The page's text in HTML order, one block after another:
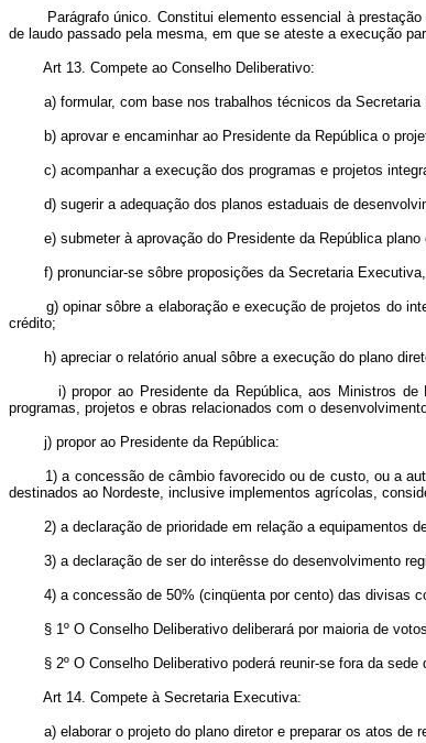
Parágrafo único. Constitui elemento essencial à prestação
de laudo passado pela mesma, em que se ateste a execução
Art 13. Compete ao Conselho Deliberativo:
a) formular, com base nos trabalhos técnicos da Secretaria
b) aprovar e encaminhar ao Presidente da República o
c) acompanhar a execução dos programas e projetos
d) sugerir a adequação dos planos estaduais de
e) submeter à aprovação do Presidente da República plano
f) pronunciar-se sôbre proposições da Secretaria Executiva,
g) opinar sôbre a elaboração e execução de projetos do
crédito;
h) apreciar o relatório anual sôbre a execução do plano
i) propor ao Presidente da República, aos Ministros de
programas, projetos e obras relacionados com o
j) propor ao Presidente da República:
1) a concessão de câmbio favorecido ou de custo, ou a
destinados ao Nordeste, inclusive implementos agrícolas,
2) a declaração de prioridade em relação a equipamentos
3) a declaração de ser do interêsse do desenvolvimento
4) a concessão de 50% (cinqüenta por cento) das divisas
§ 1º O Conselho Deliberativo deliberará por maioria de
§ 2º O Conselho Deliberativo poderá reunir-se fora da sede
Art 14. Compete à Secretaria Executiva:
a) elaborar o projeto do plano diretor e preparar os atos de